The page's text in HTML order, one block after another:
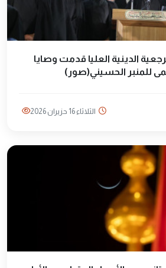
الدينية العليا قدمت وصايا
للمنبر الحسيني(صور)
الثلاثاء 16 حزيران 2026